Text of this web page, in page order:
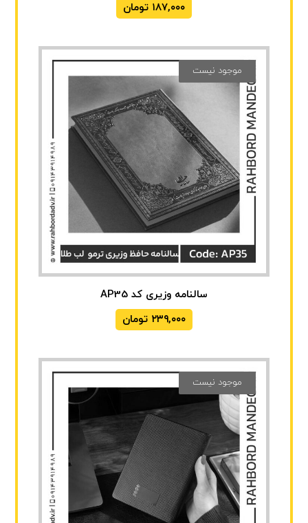
۱۸۷,۰۰۰ تومان
سالنامه وزیری کد AP35
۲۳۹,۰۰۰ تومان
موجود نیست
موجود نیست